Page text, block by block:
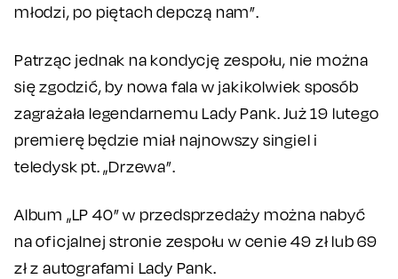
młodzi, po piętach depczą nam”.
Patrząc jednak na kondycję zespołu, nie można
się zgodzić, by nowa fala w jakikolwiek sposób
zagrażała legendarnemu Lady Pank. Już 19 lutego
premierę będzie miał najnowszy singiel i
teledysk pt. „Drzewa”.
Album „LP 40” w przedsprzedaży można nabyć
na oficjalnej stronie zespołu w cenie 49 zł lub 69
zł z autografami Lady Pank.